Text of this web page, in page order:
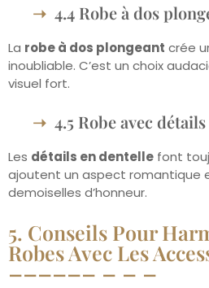
4.4 Robe à dos
La robe à dos plongeant crée
inoubliable. C’est un choix
visuel fort.
4.5 Robe avec
Les détails en dentelle font
ajoutent un aspect romantique
demoiselles d’honneur.
5. Conseils Pour
Robes Avec Les